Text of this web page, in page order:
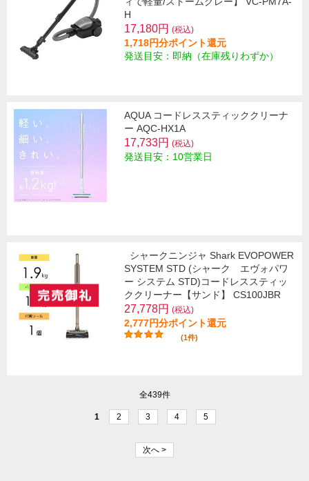
H
17,180円 (税込)
1,718円分ポイント還元
発送目安：即納（在庫残りわずか）
AQUA コードレススティッククリーナ
ー AQC-HX1A
17,733円 (税込)
発送目安：10営業日
シャークニンジャ Shark EVOPOWER
SYSTEM STD (シャーク エヴォパワ
ー システム STD)コードレススティッ
ククリーナー【サンド】 CS100JBR
27,778円 (税込)
2,777円分ポイント還元
(1件)
全439件
1 2 3 4 5
次へ >